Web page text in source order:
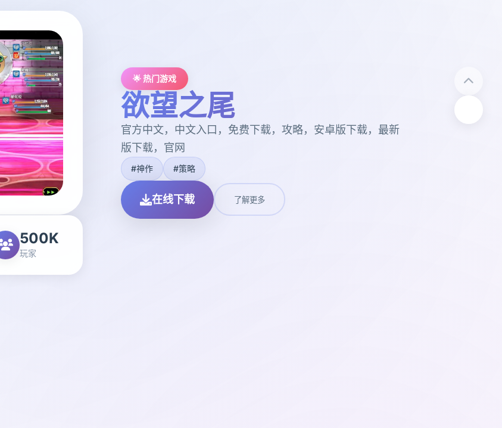
500K
玩家
🌟 热门游戏
欲望之尾
官方中文，中文入口，免费下载，攻略，安卓版下载，最新
版下载，官网
#神作 #策略
在线下载 了解更多